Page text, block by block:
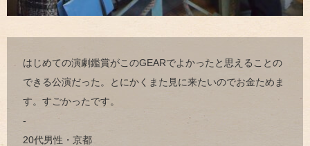
はじめての演劇鑑賞がこのGEARでよかったと思えることの
できる公演だった。とにかくまた見に来たいのでお金ためま
す。すごかったです。
-
20代男性・京都